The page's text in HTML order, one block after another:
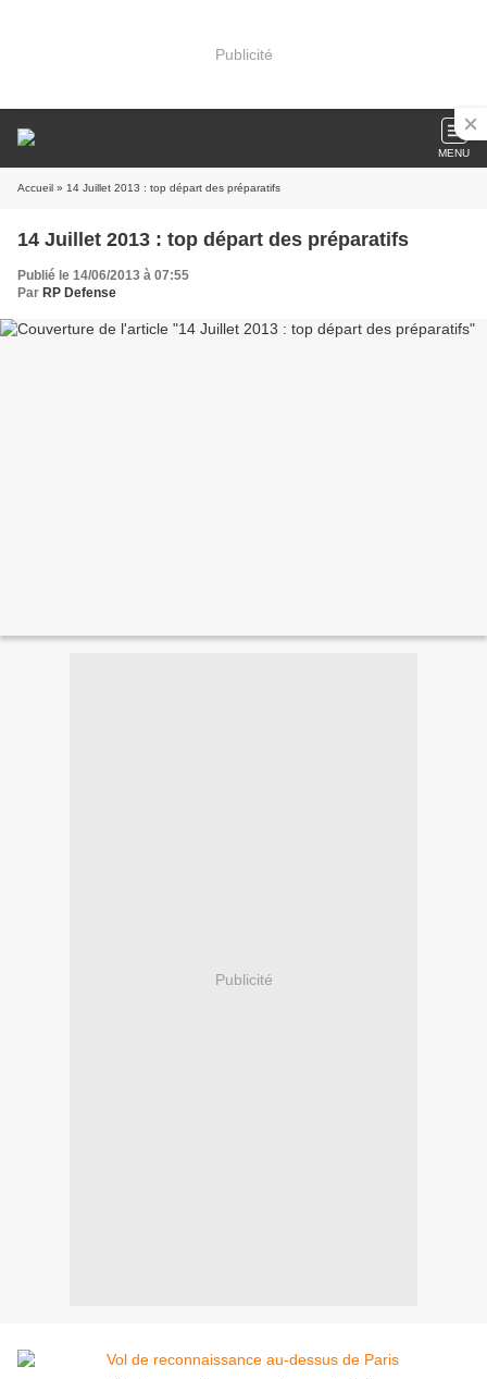
Publicité
MENU
Accueil » 14 Juillet 2013 : top départ des préparatifs
14 Juillet 2013 : top départ des préparatifs
Publié le 14/06/2013 à 07:55
Par RP Defense
Publicité